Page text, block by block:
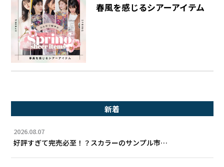
春風を感じるシアーアイテム
新着
2026.08.07
好評すぎて完売必至！？スカラーのサンプル市…